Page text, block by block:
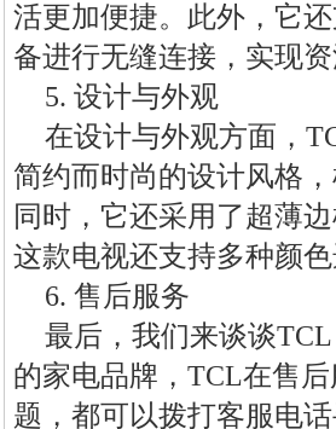
活更加便捷。此外，它
备进行无缝连接，实现资
5. 设计与外观
在设计与外观方面，
简约而时尚的设计风格
同时，它还采用了超薄
这款电视还支持多种颜
6. 售后服务
最后，我们来谈谈
的家电品牌，TCL在售
题，都可以拨打客服电